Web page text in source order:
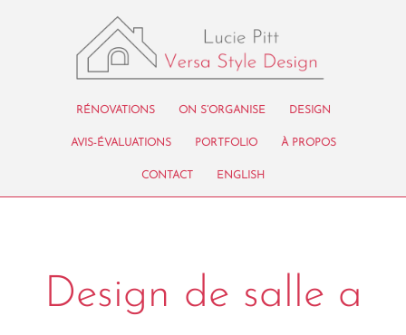
RÉNOVATIONS ON S’ORGANISE DESIGN
AVIS-ÉVALUATIONS PORTFOLIO À PROPOS
CONTACT ENGLISH
Design de salle a